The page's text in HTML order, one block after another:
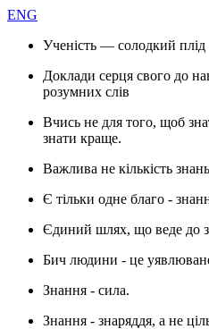
ENG
Ученість — солодкий плід
Доклади серця свого до
розумних слів
Вчись не для того, щоб
знати краще.
Важлива не кількість
Є тільки одне благо -
Єдиний шлях, що веде до
Бич людини - це
Знання - сила.
Знання - знаряддя, а не